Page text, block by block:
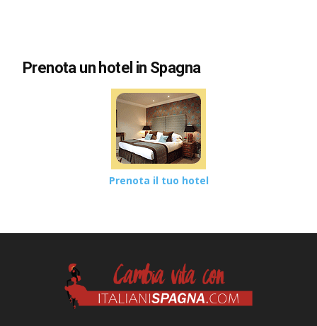
Prenota un hotel in Spagna
Prenota il tuo hotel